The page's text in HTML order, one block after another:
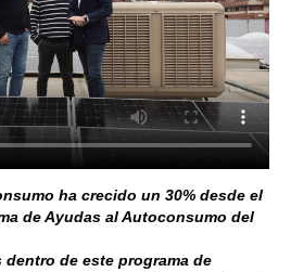
ha crecido un 30% desde el
de Ayudas al Autoconsumo del
dentro de este programa de